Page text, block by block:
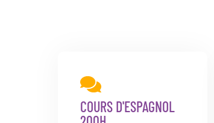
COURS D'ESPAGNOL